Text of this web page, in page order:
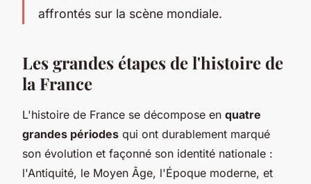
affrontés sur la scène mondiale.
Les grandes étapes de l'histoire de
la France
L'histoire de France se décompose en quatre
grandes périodes qui ont durablement marqué
son évolution et façonné son identité nationale :
l'Antiquité, le Moyen Âge, l'Époque moderne, et